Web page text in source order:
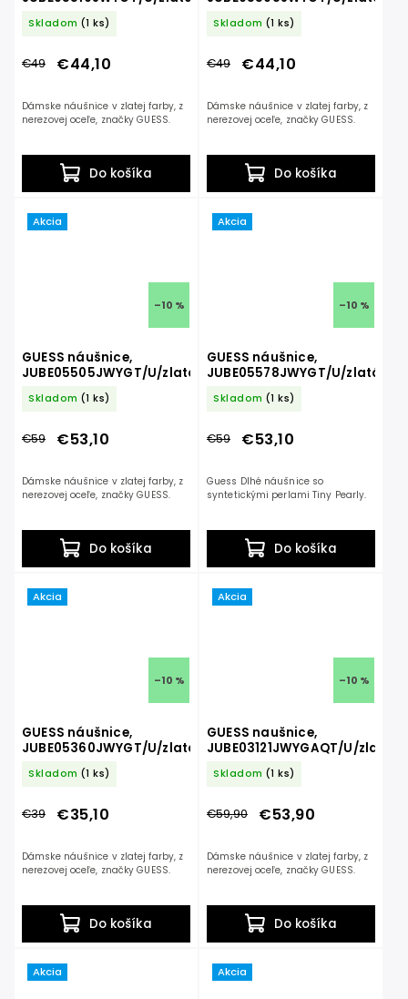
Skladom (1 ks)
€49 €44,10
Do košíka
Dámske náušnice v zlatej farby, z
nerezovej oceľe, značky GUESS.
Skladom (1 ks)
€49 €44,10
Do košíka
Dámske náušnice v zlatej farby, z
nerezovej oceľe, značky GUESS.
Akcia
–10 %
GUESS náušnice,
JUBE05505JWYGT/U/zlatá
Skladom (1 ks)
€59 €53,10
Do košíka
Dámske náušnice v zlatej farby, z
nerezovej oceľe, značky GUESS.
Akcia
–10 %
GUESS náušnice,
JUBE05578JWYGT/U/zlatá
Skladom (1 ks)
€59 €53,10
Do košíka
Guess Dlhé náušnice so
syntetickými perlami Tiny Pearly.
Akcia
–10 %
GUESS náušnice,
JUBE05360JWYGT/U/zlatá
Skladom (1 ks)
€39 €35,10
Do košíka
Dámske náušnice v zlatej farby, z
nerezovej oceľe, značky GUESS.
Akcia
–10 %
GUESS naušnice,
JUBE03121JWYGAQT/U/zlatá
Skladom (1 ks)
€59,90 €53,90
Do košíka
Dámske náušnice v zlatej farby, z
nerezovej oceľe, značky GUESS.
Akcia Akcia